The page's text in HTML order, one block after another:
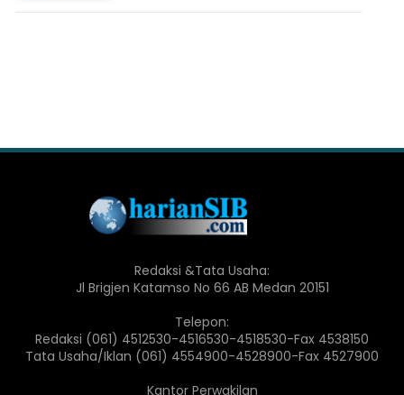
Redaksi &Tata Usaha:
Jl Brigjen Katamso No 66 AB Medan 20151
Telepon:
Redaksi (061) 4512530-4516530-4518530-Fax 4538150
Tata Usaha/Iklan (061) 4554900-4528900-Fax 4527900
Kantor Perwakilan